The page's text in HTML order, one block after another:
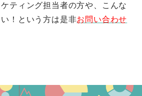
ティング担当者の方や、こんな
！という方は是非お問い合わせ